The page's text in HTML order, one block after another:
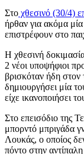
Στο χθεσινό (30/4)
ήρθαν για ακόμα
επιστρέφουν στο
Η χθεσινή
2 νέοι υποψήφιοι
βρισκόταν ήδη στον
δημιουργήσει μία
είχε ικανοποιήσει
Στο επεισόδιο της
μπορντό μπριγάδα
Λουκάς, ο οποίος
πόντο στην